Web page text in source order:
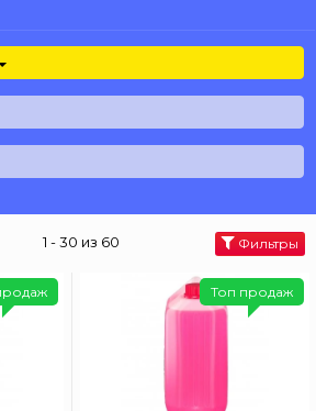
1 - 30 из 60 Фильтры
Топ продаж